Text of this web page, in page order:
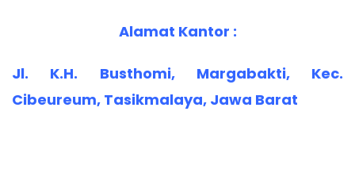
Alamat Kantor :
Jl. K.H. Busthomi, Margabakti, Kec.
Cibeureum, Tasikmalaya, Jawa Barat